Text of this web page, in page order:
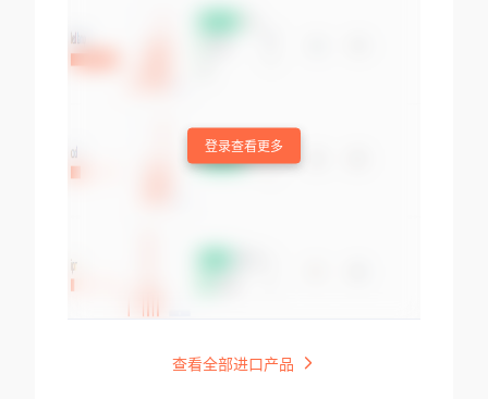
登录查看更多
查看全部进口产品